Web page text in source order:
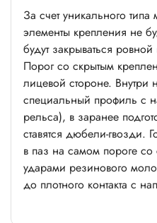
За счет уникального типа
элементы крепления не
будут закрываться
Порог со скрытым
лицевой стороне. Внутри
специальный профиль с
рельса), в заранее
ставятся дюбели-гвозди.
в паз на самом пороге
ударами резинового
до плотного контакта с